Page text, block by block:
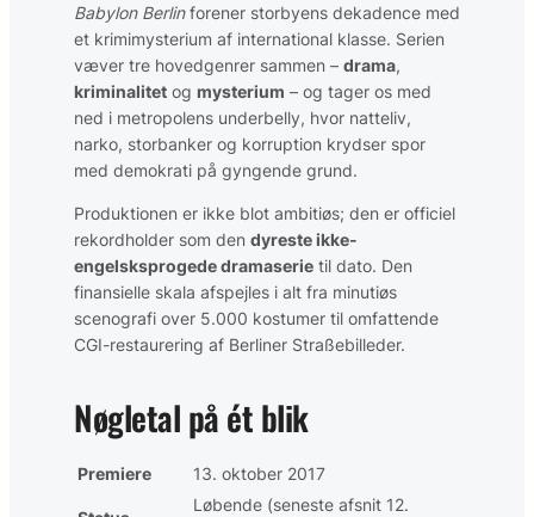
Babylon Berlinforener storbyens dekadence med
et krimimysterium af international klasse. Serien
væver tre hovedgenrer sammen – drama,
kriminalitet og mysterium – og tager os med
ned i metropolens underbelly, hvor natteliv,
narko, storbanker og korruption krydser spor
med demokrati på gyngende grund.
Produktionen er ikke blot ambitiøs; den er officiel
rekordholder som den dyreste ikke-
engelsksprogede dramaserie til dato. Den
finansielle skala afspejles i alt fra minutiøs
scenografi over 5.000 kostumer til omfattende
CGI-restaurering af Berliner Straßebilleder.
Nøgletal på ét blik
Premiere 13. oktober 2017
Løbende (seneste afsnit 12.